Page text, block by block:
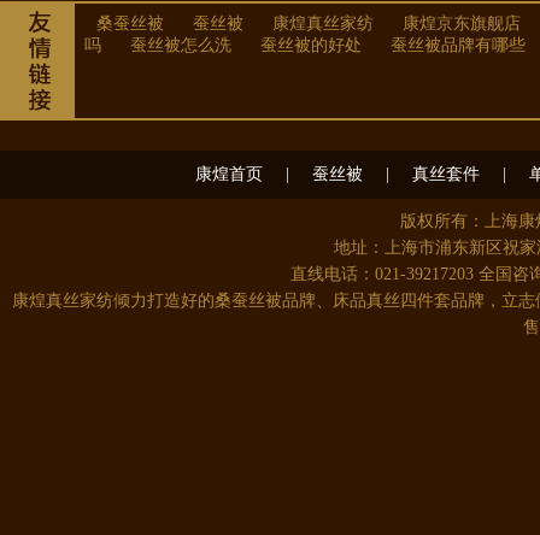
康煌真丝四件套100%桑蚕丝 夏季..
桑蚕丝被 蚕丝被 康煌真丝家纺
康煌京东旗舰店
吗
蚕丝被怎么洗 蚕丝被的好处 蚕丝被品牌有哪些
康煌首页 蚕丝被 真丝套件
版权所有：上海
地址：上海市浦东新区祝
直线电话：021-39217203 全国咨
康煌真丝家纺倾力打造好的桑蚕丝被品牌、床品真丝四件套品牌，立